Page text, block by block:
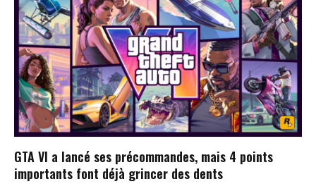
GTA VI a lancé ses précommandes, mais 4 points
importants font déjà grincer des dents